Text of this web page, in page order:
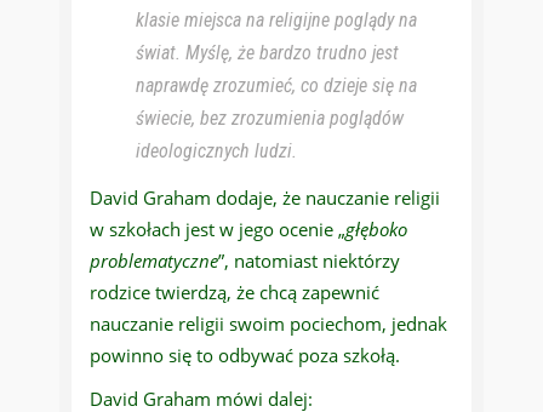
klasie miejsca na religijne poglądy na
świat. Myślę, że bardzo trudno jest
naprawdę zrozumieć, co dzieje się na
świecie, bez zrozumienia poglądów
ideologicznych ludzi.
David Graham dodaje, że nauczanie religii
w szkołach jest w jego ocenie „głęboko
problematyczne”, natomiast niektórzy
rodzice twierdzą, że chcą zapewnić
nauczanie religii swoim pociechom, jednak
powinno się to odbywać poza szkołą.
David Graham mówi dalej: